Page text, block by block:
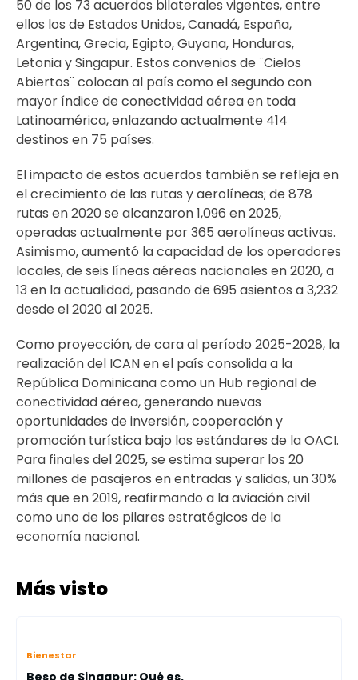
50 de los 73 acuerdos bilaterales vigentes, entre
ellos los de Estados Unidos, Canadá, España,
Argentina, Grecia, Egipto, Guyana, Honduras,
Letonia y Singapur. Estos convenios de ¨Cielos
Abiertos¨ colocan al país como el segundo con
mayor índice de conectividad aérea en toda
Latinoamérica, enlazando actualmente 414
destinos en 75 países.
El impacto de estos acuerdos también se refleja en
el crecimiento de las rutas y aerolíneas; de 878
rutas en 2020 se alcanzaron 1,096 en 2025,
operadas actualmente por 365 aerolíneas activas.
Asimismo, aumentó la capacidad de los operadores
locales, de seis líneas aéreas nacionales en 2020, a
13 en la actualidad, pasando de 695 asientos a 3,232
desde el 2020 al 2025.
Como proyección, de cara al período 2025-2028, la
realización del ICAN en el país consolida a la
República Dominicana como un Hub regional de
conectividad aérea, generando nuevas
oportunidades de inversión, cooperación y
promoción turística bajo los estándares de la OACI.
Para finales del 2025, se estima superar los 20
millones de pasajeros en entradas y salidas, un 30%
más que en 2019, reafirmando a la aviación civil
como uno de los pilares estratégicos de la
economía nacional.
Más visto
Bienestar
Beso de Singapur: Qué es,